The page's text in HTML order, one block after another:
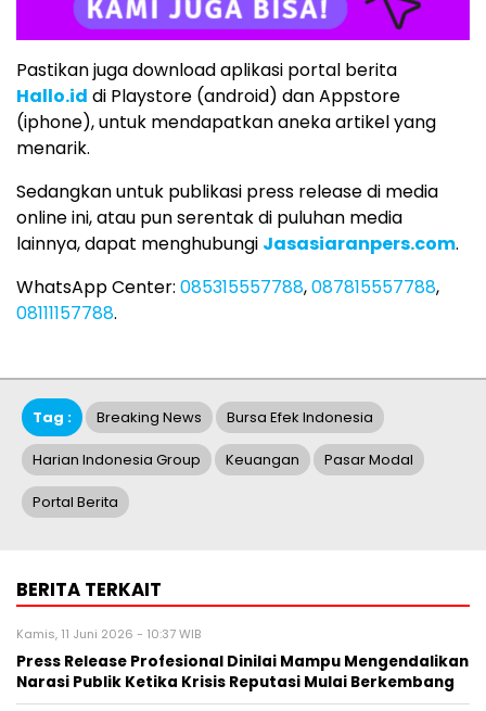
Pastikan juga download aplikasi portal berita
Hallo.id di Playstore (android) dan Appstore
(iphone), untuk mendapatkan aneka artikel yang
menarik.
Sedangkan untuk publikasi press release di media
online ini, atau pun serentak di puluhan media
lainnya, dapat menghubungi Jasasiaranpers.com.
WhatsApp Center: 085315557788,087815557788,
08111157788.
Tag : Breaking News Bursa Efek Indonesia
Harian Indonesia Group Keuangan Pasar Modal
Portal Berita
BERITA TERKAIT
Kamis, 11 Juni 2026 - 10:37 WIB
Press Release Profesional Dinilai Mampu Mengendalikan
Narasi Publik Ketika Krisis Reputasi Mulai Berkembang